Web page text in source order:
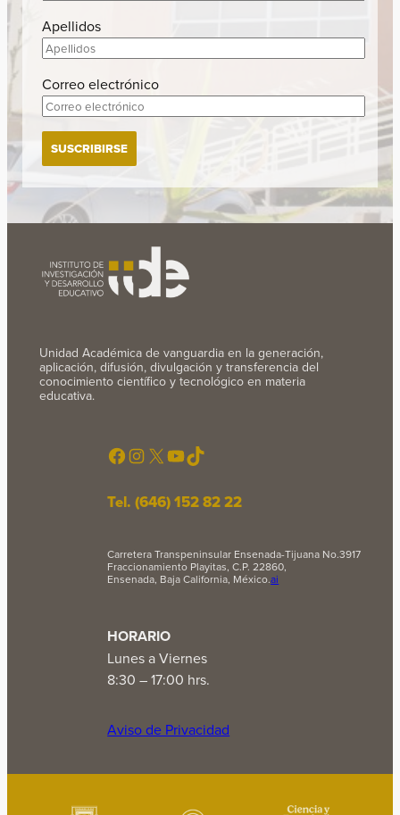
Apellidos
Correo electrónico
Unidad Académica de vanguardia en la generación,
aplicación, difusión, divulgación y transferencia del
conocimiento científico y tecnológico en materia
educativa.
Facebook Instagram X YouTube TikTok
Tel. (646) 152 82 22
Carretera Transpeninsular Ensenada-Tijuana No.3917
Fraccionamiento Playitas, C.P. 22860,
Ensenada, Baja California, México.ai
HORARIO
Lunes a Viernes
8:30 – 17:00 hrs.
Aviso de Privacidad